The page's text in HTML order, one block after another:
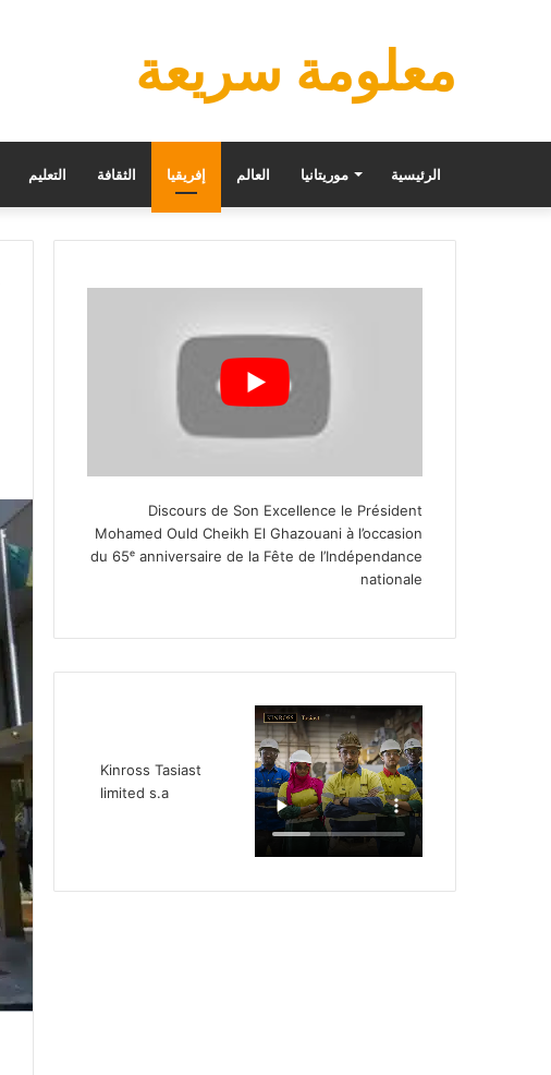
معلومة سريعة
التعليم الثقافة إفريقيا العالم موريتانيا الرئيسية
Discours de Son Excellence le Président
Mohamed Ould Cheikh El Ghazouani à l’occasion
du 65ᵉ anniversaire de la Fête de l’Indépendance
nationale
Kinross Tasiast
limited s.a